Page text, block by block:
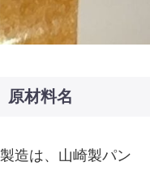
原材料名
製造は、山崎製パン